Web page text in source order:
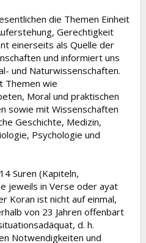
die Themen Einheit
Gerechtigkeit
einerseits als Quelle der
und informiert uns
und Naturwissenschaften.
Themen wie
Moral und praktischen
sowie mit Wissenschaften
Geschichte, Medizin,
Psychologie und
Suren (Kapiteln,
jeweils in Verse oder ayat
Koran ist nicht auf einmal,
von 23 Jahren offenbart
d. h.
Notwendigkeiten und